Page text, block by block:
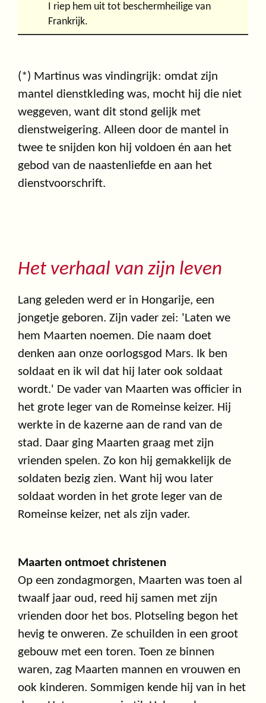
I riep hem uit tot beschermheilige van
Frankrijk.
(*) Martinus was vindingrijk: omdat zijn
mantel dienstkleding was, mocht hij die niet
weggeven, want dit stond gelijk met
dienstweigering. Alleen door de mantel in
twee te snijden kon hij voldoen én aan het
gebod van de naastenliefde en aan het
dienstvoorschrift.
Het verhaal van zijn leven
Lang geleden werd er in Hongarije, een
jongetje geboren. Zijn vader zei: 'Laten we
hem Maarten noemen. Die naam doet
denken aan onze oorlogsgod Mars. Ik ben
soldaat en ik wil dat hij later ook soldaat
wordt.' De vader van Maarten was officier in
het grote leger van de Romeinse keizer. Hij
werkte in de kazerne aan de rand van de
stad. Daar ging Maarten graag met zijn
vrienden spelen. Zo kon hij gemakkelijk de
soldaten bezig zien. Want hij wou later
soldaat worden in het grote leger van de
Romeinse keizer, net als zijn vader.
Maarten ontmoet christenen
Op een zondagmorgen, Maarten was toen al
twaalf jaar oud, reed hij samen met zijn
vrienden door het bos. Plotseling begon het
hevig te onweren. Ze schuilden in een groot
gebouw met een toren. Toen ze binnen
waren, zag Maarten mannen en vrouwen en
ook kinderen. Sommigen kende hij van in het